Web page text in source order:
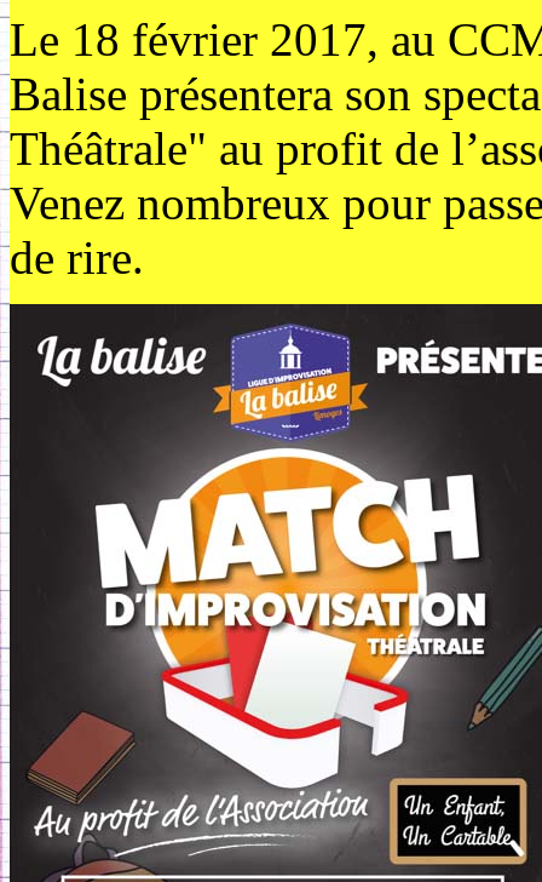
Le 18 février 2017, au
Balise présentera son
Théâtrale" au profit de
Venez nombreux pour
de rire.